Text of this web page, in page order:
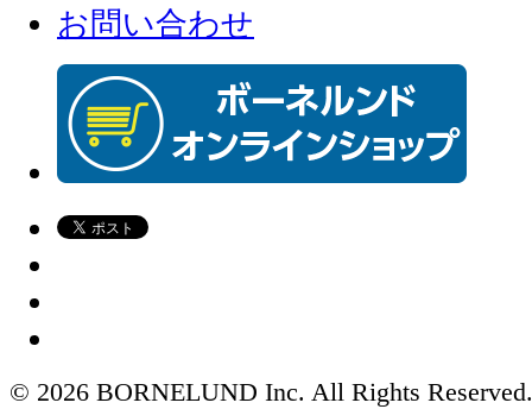
お問い合わせ
© 2026 BORNELUND Inc. All Rights Reserved.